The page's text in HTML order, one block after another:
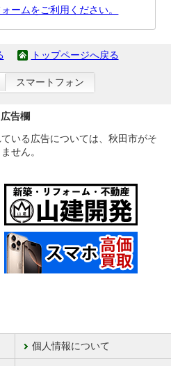
ームをご利用ください。
トップページへ戻る
スマートフォン
広告欄
いる広告については、秋田市がそ
せん。
個人情報について